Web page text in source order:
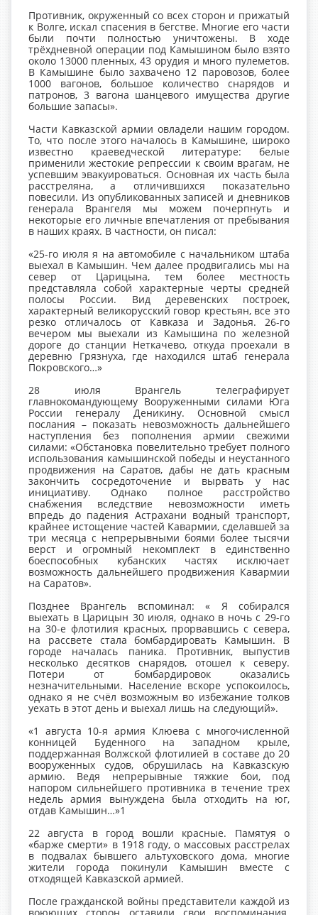
Противник, окруженный со всех сторон и прижатый
к Волге, искал спасения в бегстве. Многие его части
были почти полностью уничтожены. В ходе
трёхдневной операции под Камышином было взято
около 13000 пленных, 43 орудия и много пулеметов.
В Камышине было захвачено 12 паровозов, более
1000 вагонов, большое количество снарядов и
патронов, 3 вагона шанцевого имущества другие
большие запасы».
Части Кавказской армии овладели нашим городом.
То, что после этого началось в Камышине, широко
известно краеведческой литературе: белые
применили жестокие репрессии к своим врагам, не
успевшим эвакуироваться. Основная их часть была
расстреляна, а отличившихся показательно
повесили. Из опубликованных записей и дневников
генерала Врангеля мы можем почерпнуть и
некоторые его личные впечатления от пребывания
в наших краях. В частности, он писал:
«25-го июля я на автомобиле с начальником штаба
выехал в Камышин. Чем далее продвигались мы на
север от Царицына, тем более местность
представляла собой характерные черты средней
полосы России. Вид деревенских построек,
характерный великорусский говор крестьян, все это
резко отличалось от Кавказа и Задонья. 26-го
вечером мы выехали из Камышина по железной
дороге до станции Неткачево, откуда проехали в
деревню Грязнуха, где находился штаб генерала
Покровского…»
28 июля Врангель телеграфирует
главнокомандующему Вооруженными силами Юга
России генералу Деникину. Основной смысл
послания – показать невозможность дальнейшего
наступления без пополнения армии свежими
силами: «Обстановка повелительно требует полного
использования камышинской победы и неустанного
продвижения на Саратов, дабы не дать красным
закончить сосредоточение и вырвать у нас
инициативу. Однако полное расстройство
снабжения вследствие невозможности иметь
впредь до падения Астрахани водный транспорт,
крайнее истощение частей Кавармии, сделавшей за
три месяца с непрерывными боями более тысячи
верст и огромный некомплект в единственно
боеспособных кубанских частях исключает
возможность дальнейшего продвижения Кавармии
на Саратов».
Позднее Врангель вспоминал: « Я собирался
выехать в Царицын 30 июля, однако в ночь с 29-го
на 30-е флотилия красных, прорвавшись с севера,
на рассвете стала бомбардировать Камышин. В
городе началась паника. Противник, выпустив
несколько десятков снарядов, отошел к северу.
Потери от бомбардировок оказались
незначительными. Население вскоре успокоилось,
однако я не счёл возможным во избежание толков
уехать в этот день и выехал лишь на следующий».
«1 августа 10-я армия Клюева с многочисленной
конницей Буденного на западном крыле,
поддержанная Волжской флотилией в составе до 20
вооруженных судов, обрушилась на Кавказскую
армию. Ведя непрерывные тяжкие бои, под
напором сильнейшего противника в течение трех
недель армия вынуждена была отходить на юг,
отдав Камышин…»1
22 августа в город вошли красные. Памятуя о
«барже смерти» в 1918 году, о массовых расстрелах
в подвалах бывшего альтуховского дома, многие
жители города покинули Камышин вместе с
отходящей Кавказской армией.
После гражданской войны представители каждой из
воюющих сторон оставили свои воспоминания.